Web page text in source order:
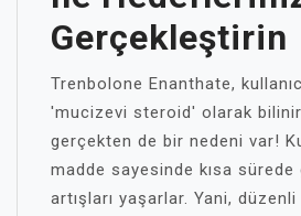
Gerçekleştirin
Trenbolone Enanthate,
'mucizevi steroid' olarak
gerçekten de bir nedeni var!
madde sayesinde kısa
artışları yaşarlar. Yani,